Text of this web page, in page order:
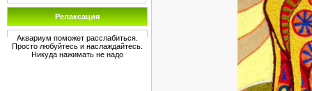
Релаксация
Аквариум поможет расслабиться.
Просто любуйтесь и наслаждайтесь.
Никуда нажимать не надо